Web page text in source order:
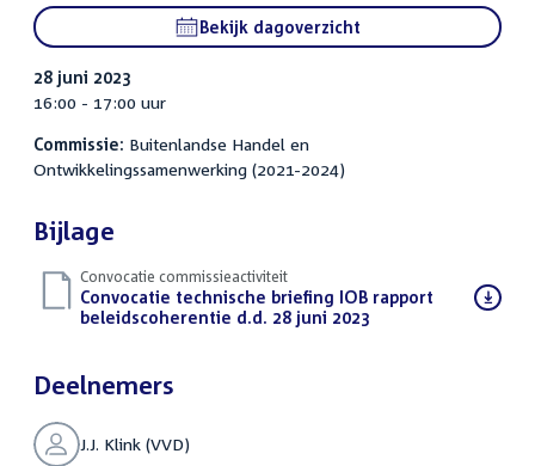
Bekijk dagoverzicht
28 juni 2023
16:00 - 17:00 uur
Commissie: Buitenlandse Handel en
Ontwikkelingssamenwerking (2021-2024)
Bijlage
Convocatie commissieactiviteit
Download
bestand:
Convocatie technische briefing IOB rapport
beleidscoherentie d.d. 28 juni 2023
Deelnemers
J.J. Klink (VVD)